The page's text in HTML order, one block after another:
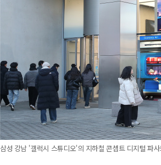
삼성 강남 '갤럭시 스튜디오'의 지하철 콘셉트 디지털 파